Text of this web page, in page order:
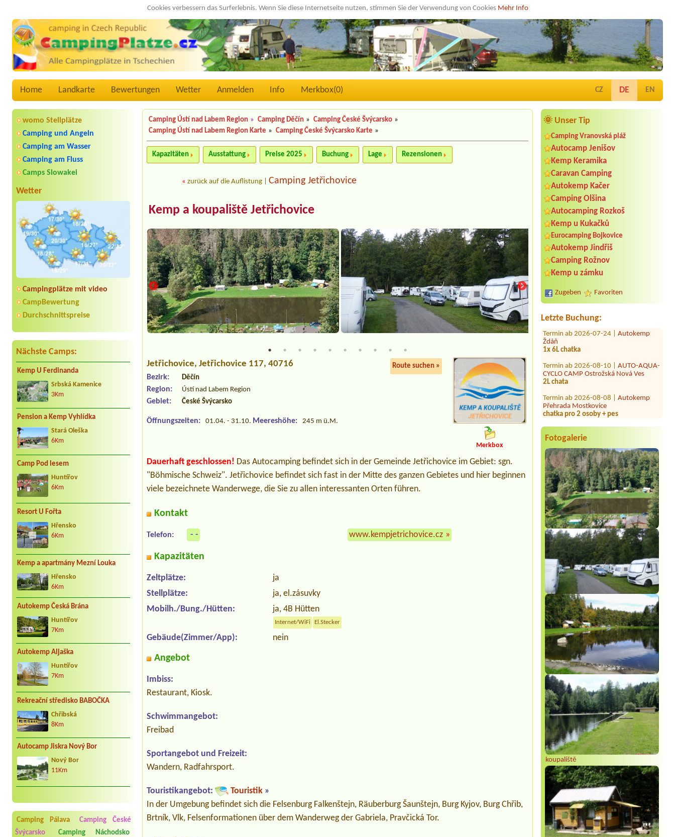
Cookies verbessern das Surferlebnis. Wenn Sie diese Internetseite nutzen, stimmen Sie der Verwendung von Cookies Mehr Info
Home Landkarte Bewertungen Wetter Anmelden Info Merkbox(0) CZ DE EN
womo Stellplätze
Camping und Angeln
Camping am Wasser
Camping am Fluss
Camps Slowakei
Wetter
Campingplätze mit video
CampBewertung
Durchschnittspreise
Nächste Camps:
Kemp U Ferdinanda
Srbská Kamenice
3Km
Pension a Kemp Vyhlídka
Stará Oleška
6Km
Camp Pod lesem
Huntířov
6Km
Resort U Fořta
Hřensko
6Km
Kemp a apartmány Mezní Louka
Hřensko
6Km
Autokemp Česká Brána
Huntířov
7Km
Autokemp Aljaška
Huntířov
7Km
Rekreační středisko BABOČKA
Chřibská
8Km
Autocamp Jiskra Nový Bor
Nový Bor
11Km
Camping Pálava
Camping České
Švýcarsko
Camping Náchodsko
🌞 Unser Tip
Camping Vranovská pláž
Autocamp Jenišov
Kemp Keramika
Caravan Camping
Autokemp Kačer
Camping Olšina
Autocamping Rozkoš
Kemp u Kukačků
Eurocamping Bojkovice
Autokemp Jindřiš
Camping Rožnov
Kemp u zámku
Zugeben Favoriten
Letzte Buchung:
Termin ab 2026-08-19 |
Soumarský Most
1chata pro 3 osoby
Termin ab 2026-08-07 |
areál Kristýna
5L CHATKA PRO 6OSOB
Termin ab 2026-07-24 |
1x 6L chatka
Termin ab 2026-08-10 |
2L chata
Termin ab 2026-08-08 |
chatka pro 2 osoby + pes
Termin ab 2026-07-24 |Autocamp
Hütte 2 Personen 2 hunde
Termin ab 2026-07-20 |Camp Villa
Bohemia
1x Zelt, 1x Motorrad, 1 Person
Termin ab 2026-08-12 | Autocamping
Rozkoš
2 osoby, 1 chatka
Termin ab 2026-08-11 |Autokemp
Bučnice
13
Termin ab 2026-08-12 |Marina
Glamping Nová Živohošť
Stan safary
Fotogalerie
koupaliště
Camping Ústí nad Labem Region » Camping Děčín » Camping České Švýcarsko »
Camping Ústí nad Labem Region Karte » Camping České Švýcarsko Karte »
Kapazitäten Ausstattung Preise 2025 Buchung Lage Rezensionen
«zurück auf die Auflistung |Camping Jetřichovice
Kemp a koupaliště Jetřichovice
Jetřichovice, Jetřichovice 117, 40716 Route suchen »
Bezirk: Děčín
Region: Ústí nad Labem Region
Gebiet: České Švýcarsko
Öffnungszeiten: 01.04. - 31.10. Meereshöhe: 245 m ü.M.
Merkbox
Dauerhaft geschlossen! Das Autocamping befindet sich in der Gemeinde Jetřichovice im Gebiet: sgn.
"Böhmische Schweiz". Jetřichovice befindet sich fast in der Mitte des ganzen Gebietes und hier beginnen
viele bezeichnete Wanderwege, die Sie zu allen interessanten Orten führen.
Kontakt
Telefon: - - www.kempjetrichovice.cz »
Kapazitäten
Zeltplätze:
ja
Stellplätze:
ja, el.zásuvky
Mobilh./Bung./Hütten:
ja, 4B Hütten
Internet/WiFi El.Stecker
Gebäude(Zimmer/App): nein
Angebot
Imbiss:
Restaurant, Kiosk.
Schwimmangebot:
Freibad
Sportangebot und Freizeit:
Wandern, Radfahrsport.
Touristikangebot: Touristik »
In der Umgebung befindet sich die Felsenburg Falkenštejn, Räuberburg Šaunštejn, Burg Kyjov, Burg Chřib,
Brtník, Vlk, Felsenformationen über dem Wanderweg der Gabriela, Pravčická Tor.